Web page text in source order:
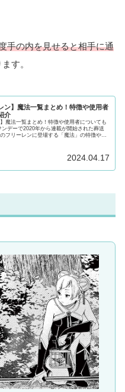
手の内を見せると相手に通
す。
ン】魔法一覧まとめ！特徴や使用者
介
】魔法一覧まとめ！特徴や使用者についても
デーで2020年から連載が開始された葬送
フリーレンに登場する「魔法」の特徴や歴
2024.04.17